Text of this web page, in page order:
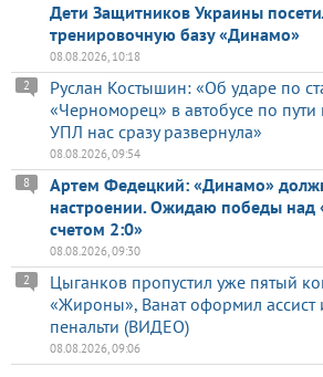
Дети Защитников Украины
тренировочную базу «Динамо»
08.08.2026, 10:18
Руслан Костышин: «Об ударе по
«Черноморец» в автобусе по пути
УПЛ нас сразу развернула»
2
08.08.2026, 09:54
Артем Федецкий: «Динамо»
настроении. Ожидаю победы над
счетом 2:0»
8
08.08.2026, 09:30
Цыганков пропустил уже пятый
«Жироны», Ванат оформил ассист
пенальти (ВИДЕО)
2
08.08.2026, 09:06